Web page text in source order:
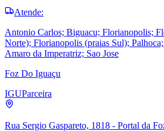
Atende:
Antonio Carlos; Biguacu; Florianopolis;
Norte); Florianopolis (praias Sul);
Amaro da Imperatriz; Sao Jose
Foz Do Iguaçu
IGUParceira
Rua Sergio Gaspareto, 1818 - Portal da